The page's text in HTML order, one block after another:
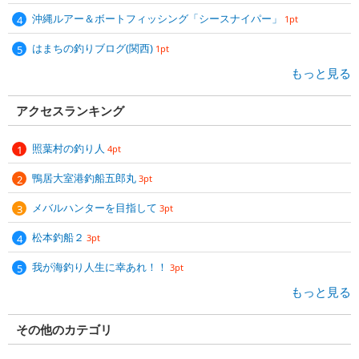
沖縄ルアー＆ボートフィッシング「シースナイパー」 1pt
はまちの釣りブログ(関西) 1pt
もっと見る
アクセスランキング
照葉村の釣り人 4pt
鴨居大室港釣船五郎丸 3pt
メバルハンターを目指して 3pt
松本釣船２ 3pt
我が海釣り人生に幸あれ！！ 3pt
もっと見る
その他のカテゴリ